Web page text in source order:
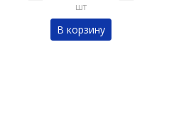
шт
В корзину